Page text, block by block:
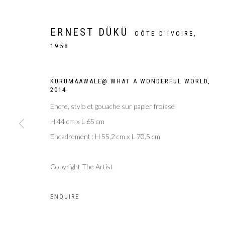
DRAWING
ERNEST DÜKÜ
CÔTE D'IVOIRE,
1958
KURUMAAWALE@ WHAT A WONDERFUL WORLD
2014
Encre, stylo et gouache sur papier froissé
H 44 cm x L 65 cm
Encadrement : H 55,2 cm x L 70,5 cm
Copyright The Artist
ENQUIRE